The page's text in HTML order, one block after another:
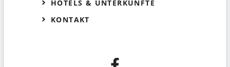
HOTELS & UNTERKÜNFTE
KONTAKT